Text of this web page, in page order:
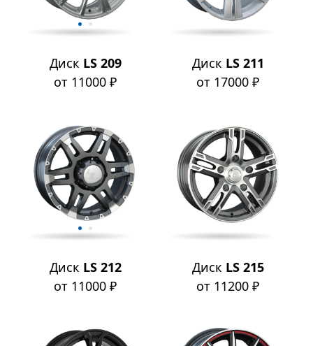
Диск LS 209
от 11000 ₽
Диск LS 211
от 17000 ₽
Диск LS 212
от 11000 ₽
Диск LS 215
от 11200 ₽